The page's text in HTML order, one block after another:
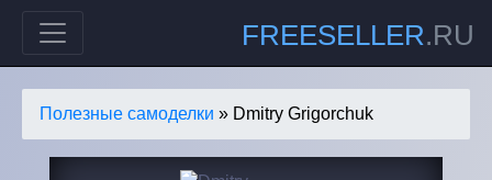
FREESELLER.RU
Полезные самоделки » Dmitry Grigorchuk